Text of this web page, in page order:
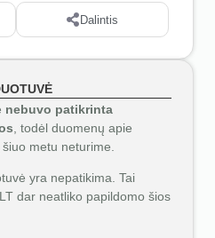
Dalintis
nebuvo patikrinta
, todėl duomenų apie
metu neturime.
yra nepatikima. Tai
dar neatliko papildomo šios